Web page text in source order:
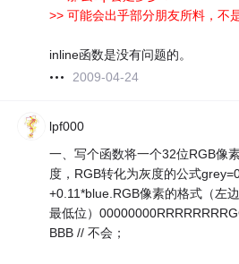
>> 可能会出乎部分朋友所料，不
inline函数是没有问题的。
2009-04-24
lpf000
一、写个函数将一个32位RGB像
度，RGB转化为灰度的公式
+0.11*blue.RGB像素的格式（左
最低位）
BBB // 不会；